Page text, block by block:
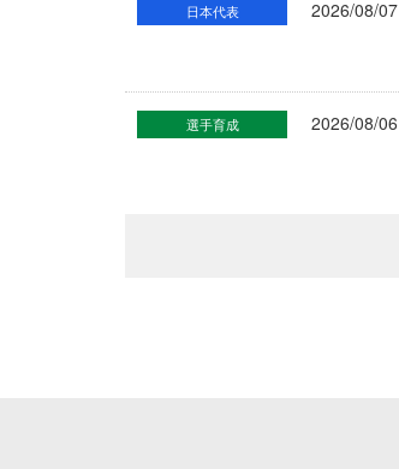
日本代表 2026/08/07
選手育成 2026/08/06